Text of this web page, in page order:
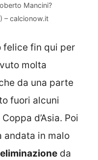
Mancini?
– calcionow.it
felice fin qui per
molta
da una parte
fuori alcuni
d’Asia. Poi
andata in malo
da